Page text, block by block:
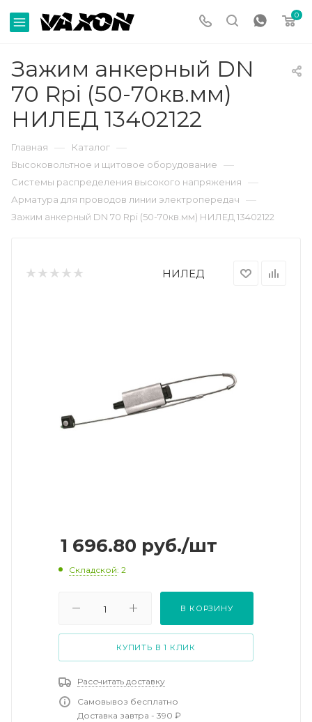
0
Зажим анкерный DN
70 Rpi (50-70кв.мм)
НИЛЕД 13402122
Главная — Каталог —
Высоковольтное и щитовое оборудование —
Системы распределения высокого напряжения —
Арматура для проводов линии электропередач —
Зажим анкерный DN 70 Rpi (50-70кв.мм) НИЛЕД 13402122
НИЛЕД
1 696.80 руб./шт
Складской: 2
В КОРЗИНУ
КУПИТЬ В 1 КЛИК
Рассчитать доставку
Самовывоз бесплатно
Доставка завтра - 390 ₽